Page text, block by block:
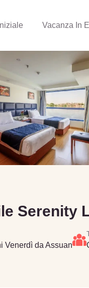
Vacanza In
Serenity
Venerdì da Assuan